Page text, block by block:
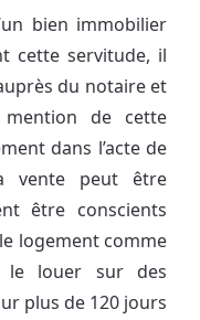
bien immobilier
cette servitude, il
du notaire et
de cette
dans l’acte de
vente peut être
être conscients
logement comme
le louer sur des
plus de 120 jours